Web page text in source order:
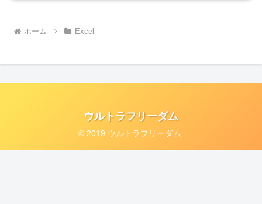
ホーム Excel
ウルトラフリーダム
© 2019 ウルトラフリーダム.